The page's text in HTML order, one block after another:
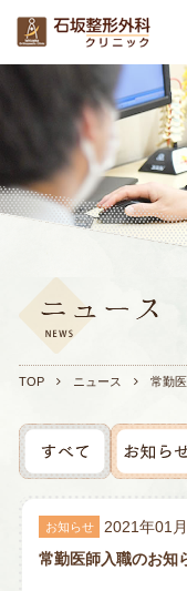
TOP ニュース 常勤
お知らせ
2021年01
常勤医師入職のお知